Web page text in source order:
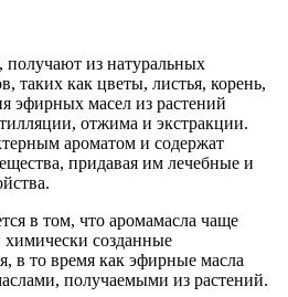
из натуральных
таких как цветы, листья, корень,
эфирных масел из растений
отжима и экстракции.
ароматом и содержат
придавая им лечебные и
в том, что аромамасла чаще
химически созданные
в то время как эфирные масла
получаемыми из растений.